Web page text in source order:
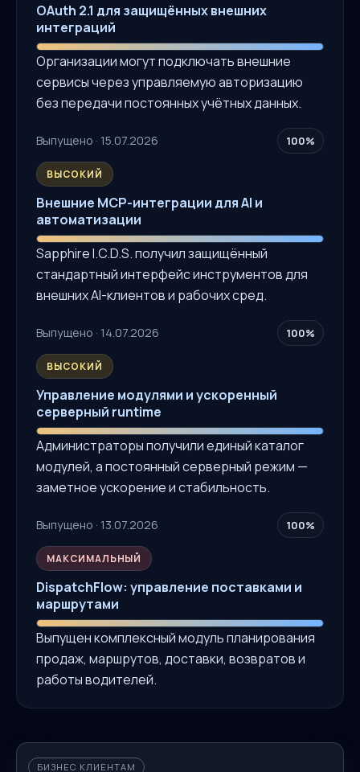
OAuth 2.1 для защищённых внешних
интеграций
Организации могут подключать внешние
сервисы через управляемую авторизацию
без передачи постоянных учётных данных.
Выпущено · 15.07.2026 100%
ВЫСОКИЙ
Внешние MCP-интеграции для AI и
автоматизации
Sapphire I.C.D.S. получил защищённый
стандартный интерфейс инструментов для
внешних AI-клиентов и рабочих сред.
Выпущено · 14.07.2026 100%
ВЫСОКИЙ
Управление модулями и ускоренный
серверный runtime
Администраторы получили единый каталог
модулей, а постоянный серверный режим —
заметное ускорение и стабильность.
Выпущено · 13.07.2026 100%
МАКСИМАЛЬНЫЙ
DispatchFlow: управление поставками и
маршрутами
Выпущен комплексный модуль планирования
продаж, маршрутов, доставки, возвратов и
работы водителей.
БИЗНЕС КЛИЕНТАМ